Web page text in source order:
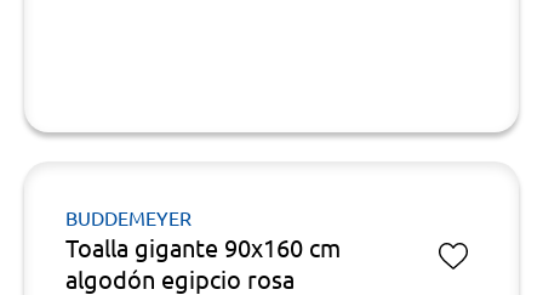
BUDDEMEYER
Toalla gigante 90x160 cm
algodón egipcio rosa